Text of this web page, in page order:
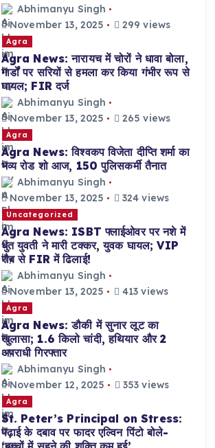
Abhimanyu Singh
November 13, 2025
299 views
Agra
Agra News: नारायच में चोरों ने धावा बोला,
गार्डों पर सरियों से हमला कर किया गंभीर रूप से
घायल; FIR दर्ज
Abhimanyu Singh
November 13, 2025
265 views
Agra
Agra News: विश्वकप विजेता दीप्ति शर्मा का
भव्य रोड शो आज, 150 पुलिसकर्मी तैनात
Abhimanyu Singh
November 13, 2025
324 views
Uncategorized
Agra News: ISBT फ्लाईओवर पर नशे में
धुत युवती ने मारी टक्कर, युवक घायल; VIP
रौब से FIR में ढिलाई!
Abhimanyu Singh
November 13, 2025
413 views
Agra
Agra News: डौकी में सुनार लूट का
खुलासा; 1.6 किलो चांदी, हथियार और 2
अपराधी गिरफ्तार
Abhimanyu Singh
November 12, 2025
353 views
Agra
St. Peter’s Principal on Stress:
पढ़ाई के दबाव पर फादर एल्विन पिंटो बोले-